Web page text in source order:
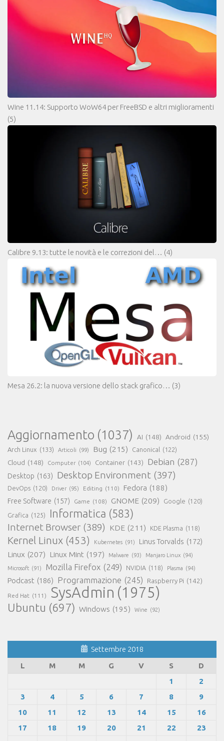
Wine 11.14: Supporto WoW64 per FreeBSD e altri miglioramenti
(5)
Calibre 9.13: tutte le novità e le correzioni del… (4)
Mesa 26.2: la nuova versione dello stack grafico… (3)
Aggiornamento (1037) AI (148) Android (155)
Arch Linux (133) Articoli (99) Bug (215) Canonical (122)
Cloud (148) Computer (104) Container (143) Debian (287)
Desktop (163) Desktop Environment (397)
DevOps (120) Driver (95) Editing (110) Fedora (188)
Free Software (157) Game (108) GNOME (209) Google (120)
Grafica (125) Informatica (583)
Internet Browser (389) KDE (211) KDE Plasma (118)
Kernel Linux (453) Kubernetes (91) Linus Torvalds (172)
Linux (207) Linux Mint (197) Malware (93) Manjaro Linux (94)
Microsoft (91) Mozilla Firefox (249) NVIDIA (118) Plasma (94)
Podcast (186) Programmazione (245) Raspberry Pi (142)
Red Hat (111) SysAdmin (1975)
Ubuntu (697) Windows (195) Wine (92)
Settembre 2018
L
M M G V S
D
1
2
3
4 5 6 7 8
9
10
11 12 13 14 15
16
17
18 19 20 21 22
23